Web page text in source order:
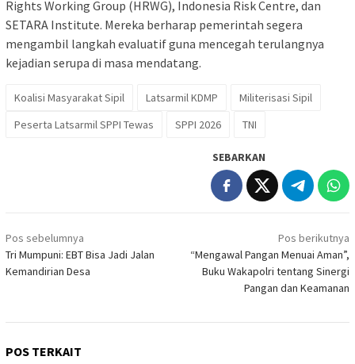
Rights Working Group (HRWG), Indonesia Risk Centre, dan
SETARA Institute. Mereka berharap pemerintah segera
mengambil langkah evaluatif guna mencegah terulangnya
kejadian serupa di masa mendatang.
Koalisi Masyarakat Sipil Latsarmil KDMP
Militerisasi Sipil
Peserta Latsarmil SPPI Tewas
SPPI 2026 TNI
SEBARKAN
Navigasi
pos
Pos sebelumnya
Tri Mumpuni: EBT Bisa Jadi Jalan
Kemandirian Desa
Pos berikutnya
“Mengawal Pangan Menuai Aman”,
Buku Wakapolri tentang Sinergi
Pangan dan Keamanan
POS TERKAIT